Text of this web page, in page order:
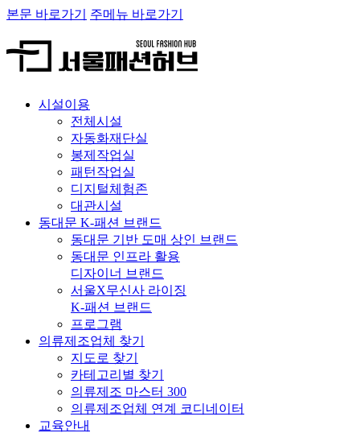
본문 바로가기 주메뉴 바로가기
시설이용
전체시설
자동화재단실
봉제작업실
패턴작업실
디지털체험존
대관시설
동대문 K-패션 브랜드
동대문 기반 도매 상인 브랜드
동대문 인프라 활용
디자이너 브랜드
서울X무신사 라이징
K-패션 브랜드
프로그램
의류제조업체 찾기
지도로 찾기
카테고리별 찾기
의류제조 마스터 300
의류제조업체 연계 코디네이터
교육안내